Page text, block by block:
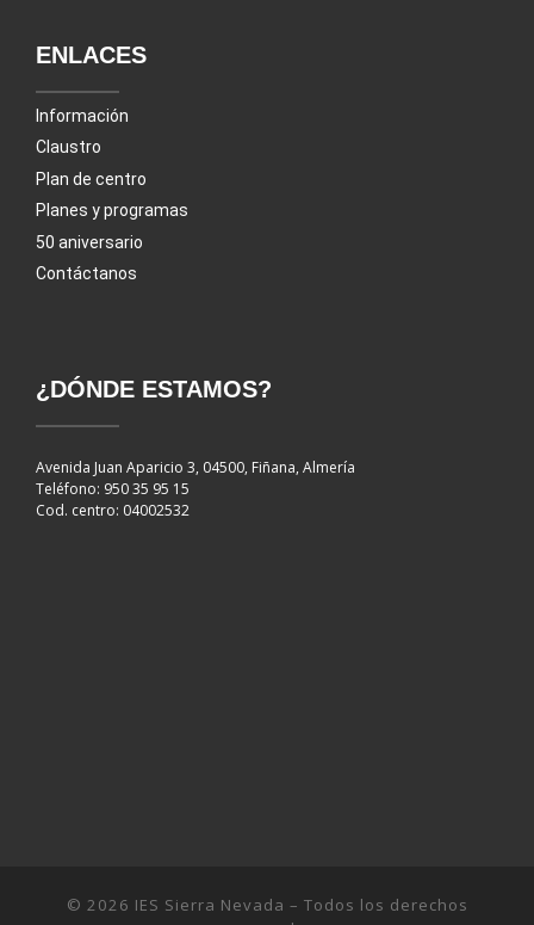
ENLACES
Información
Claustro
Plan de centro
Planes y programas
50 aniversario
Contáctanos
¿DÓNDE ESTAMOS?
Avenida Juan Aparicio 3, 04500, Fiñana, Almería
Teléfono: 950 35 95 15
Cod. centro: 04002532
© 2026 IES Sierra Nevada – Todos los derechos